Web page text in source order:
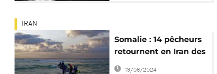
IRAN
Somalie : 14 pêcheurs
retournent en Iran des
années après leur rapt
13/08/2024